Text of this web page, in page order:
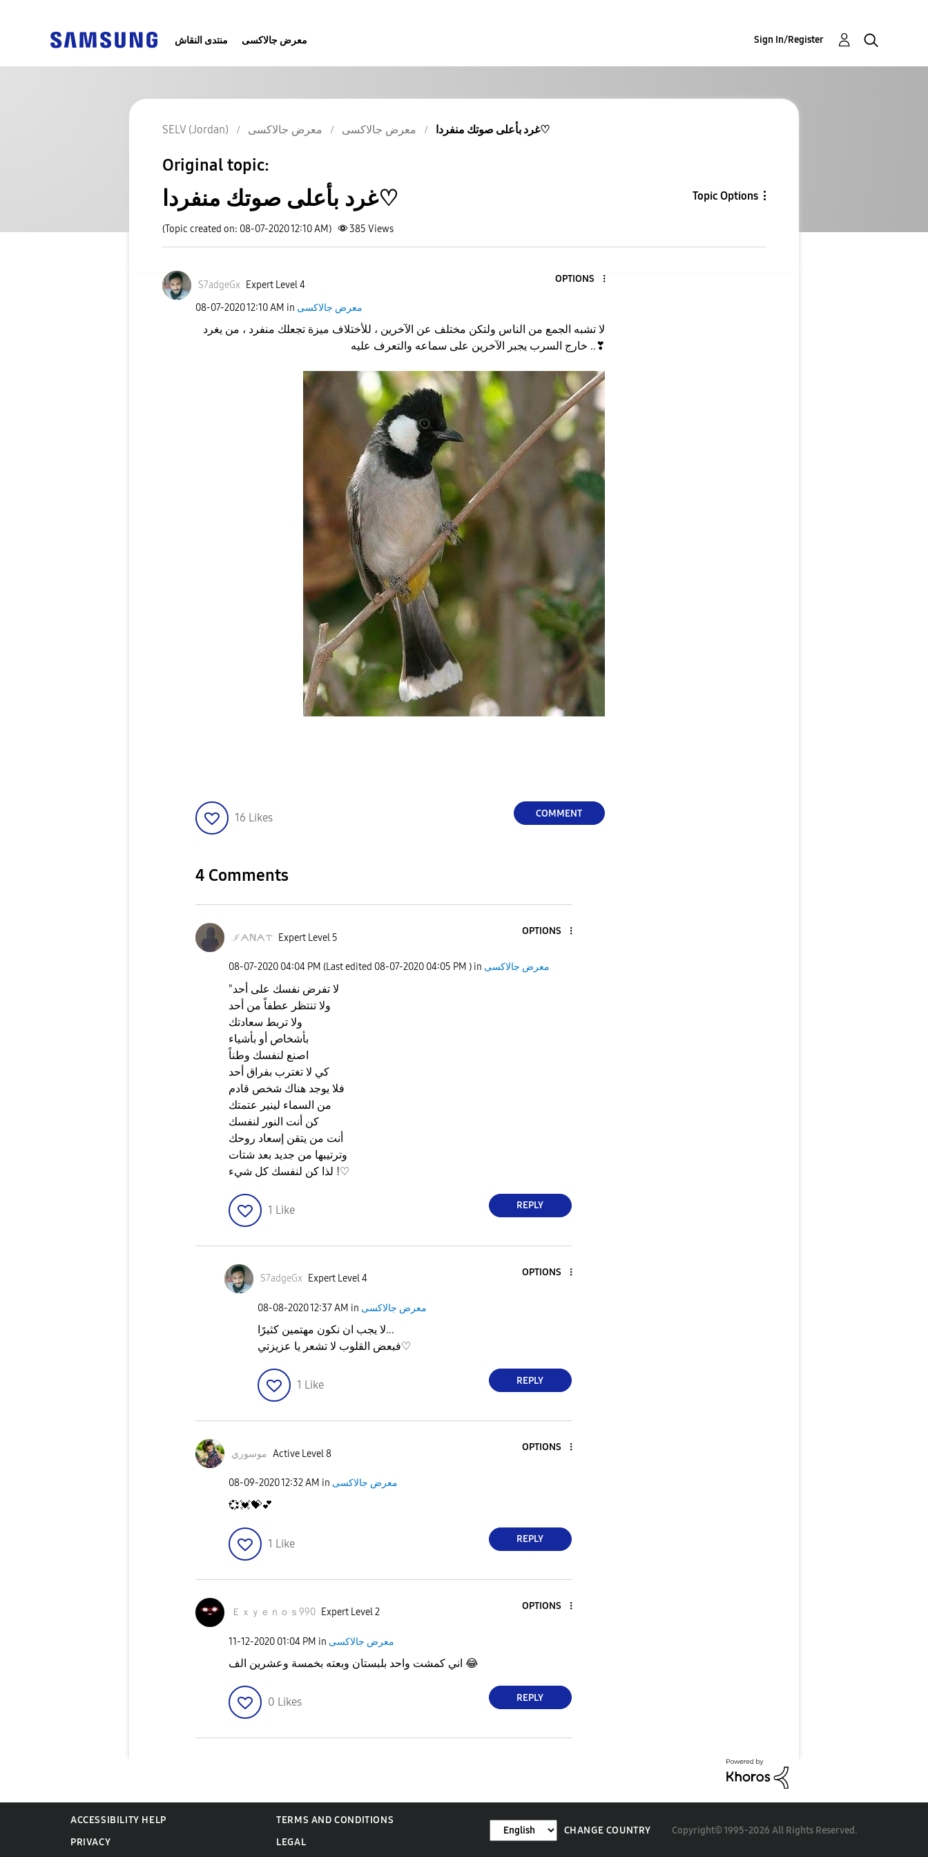
منتدى النقاش معرض جالاكسى Sign In/Register
SELV (Jordan) معرض جالاكسى معرض جالاكسى غرد بأعلى صوتك منفردا♡
Original topic:
غرد بأعلى صوتك منفردا♡ Topic Options
(Topic created on: 08-07-2020 12:10 AM) 385 Views
S7adgeGx Expert Level 4
OPTIONS
‎08-07-202012:10 AM in معرض جالاكسى
خارج السرب يجبر اﻵخرين على سماعه والتعرف عليه ..❣
16 Likes COMMENT
4 Comments
ℐᗅℕᗅᝨ Expert Level 5
OPTIONS
‎08-07-2020 04:04 PM (Last edited ‎08-07-2020 04:05 PM ) in معرض جالاكسى
‏‎"لا تفرض نفسك على أحد
ولا تنتظر عطفاً من أحد
ولا تربط سعادتك
بأشخاص أو بأشياء
اصنع لنفسك وطناً
كي لا تغترب بفراق أحد
فلا يوجد هناك شخص قادم
من السماء لينير عتمتك
كن أنت النور لنفسك
أنت من يتقن إسعاد روحك
وترتيبها من جديد بعد شتات
لذا كن لنفسك كل شيء !♡
1 Like REPLY
S7adgeGx Expert Level 4
OPTIONS
‎08-08-202012:37 AM in معرض جالاكسى
‏ﻻ يجب ان نكون مهتمين كثيرًا...
فبعض القلوب ﻻ تشعر يا عزيزتي♡
1 Like REPLY
موسوري Active Level 8
OPTIONS
‎08-09-202012:32 AM in معرض جالاكسى
💞💓💝💕
1 Like REPLY
Ｅｘｙｅｎｏｓ990 Expert Level 2
OPTIONS
‎11-12-2020 01:04 PM in معرض جالاكسى
😂
0 Likes REPLY
ACCESSIBILITY HELP
TERMS AND CONDITIONS
PRIVACY
LEGAL
CHANGE COUNTRY Copyright© 1995-2026 All Rights Reserved.